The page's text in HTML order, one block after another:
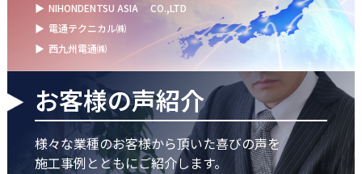
▶ NIHONDENTSU ASIA CO.,LTD
▶ 電通テクニカル㈱
▶ 西九州電通㈱
お客様の声紹介
様々な業種のお客様から頂いた喜びの声を
施工事例とともにご紹介します。